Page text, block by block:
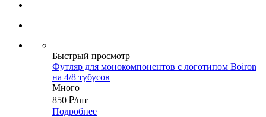
Быстрый просмотр
Футляр для монокомпонентов с логотипом Boiron
на 4/8 тубусов
Много
850 ₽/шт
Подробнее